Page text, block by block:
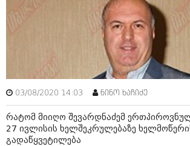
ავტორჩევები
ბელადები
ბიზნესსიახლეები
გვარები
თემიდას სასწორი
03/08/2020 14:03 ნინო ხაჩიძე
რატომ მიიღო შევარდნაძემ
27 ივლისის ხელშეკრულებაზე
გადაწყვეტილება